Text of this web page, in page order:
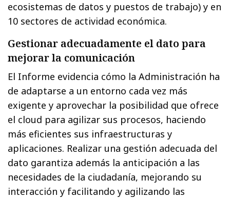
ecosistemas de datos y puestos de trabajo) y en
10 sectores de actividad económica.
Gestionar adecuadamente el dato para
mejorar la comunicación
El Informe evidencia cómo la Administración ha
de adaptarse a un entorno cada vez más
exigente y aprovechar la posibilidad que ofrece
el cloud para agilizar sus procesos, haciendo
más eficientes sus infraestructuras y
aplicaciones. Realizar una gestión adecuada del
dato garantiza además la anticipación a las
necesidades de la ciudadanía, mejorando su
interacción y facilitando y agilizando las